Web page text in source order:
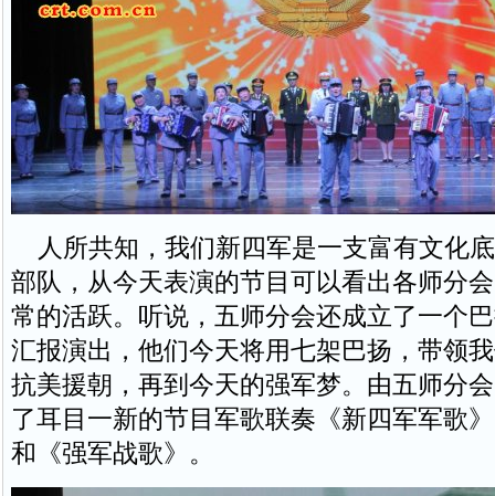
人所共知，我们新四军是一支富有文化
部队，从今天表演的节目可以看出各师分
常的活跃。听说，五师分会还成立了一个
汇报演出，他们今天将用七架巴扬，带领
抗美援朝，再到今天的强军梦。由五师分
了耳目一新的节目军歌联奏《新四军军歌
和《强军战歌》。